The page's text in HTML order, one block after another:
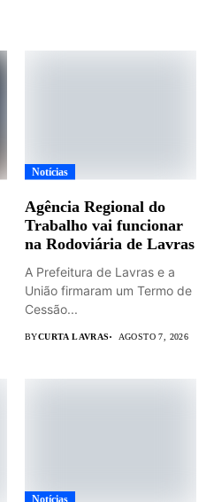
Notícias
Agência Regional do
Trabalho vai funcionar
na Rodoviária de Lavras
A Prefeitura de Lavras e a
União firmaram um Termo de
Cessão...
BYCURTA LAVRAS AGOSTO 7, 2026
Notícias